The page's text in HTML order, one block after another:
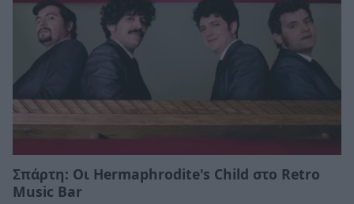
Σπάρτη: Οι Hermaphrodite's Child στο Retro
Music Bar